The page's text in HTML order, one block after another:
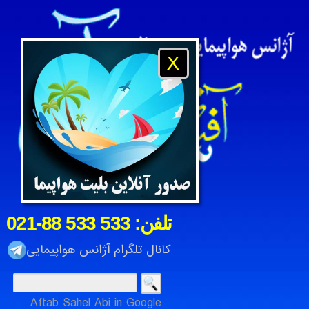
021-88 533 533 :تلفن
کانال تلگرام آژانس هواپیمایی
Aftab Sahel Abi in Google